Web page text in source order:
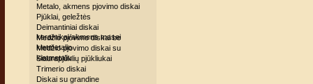
Metalo, akmens pjovimo diskai
Pjūklai, geležtės
Deimantiniai diskai
keramikai/akmens masei
Medžio pjovimo diskai be
kietmetalio
Medžio pjovimo diskai su
kietmetaliu
Siaurapjūklių pjūkliukai
Trimerio diskai
Diskai su grandine